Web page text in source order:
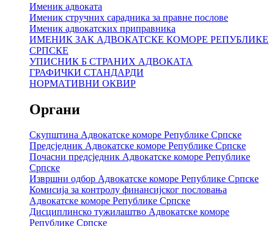
Именик адвоката
Именик стручних сарадника за правне послове
Именик адвокатских приправника
ИМЕНИК ЗАК АДВОКАТСКЕ КОМОРЕ РЕПУБЛИКЕ
СРПСКЕ
УПИСНИК Б СТРАНИХ АДВОКАТА
ГРАФИЧКИ СТАНДАРДИ
НОРМАТИВНИ ОКВИР
Органи
Скупштина Адвокатске коморе Републике Српске
Предсједник Адвокатске коморе Републике Српске
Почасни предсједник Адвокатске коморе Републике
Српске
Извршни одбор Адвокатске коморе Републике Српске
Комисија за контролу финансијског пословања
Адвокатске коморе Републике Српске
Дисциплинско тужилаштво Адвокатске коморе
Републике Српске